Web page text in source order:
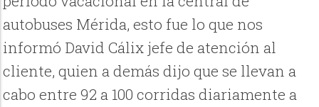
autobuses Mérida, esto fue lo que nos
informó David Cálix jefe de atención al
cliente, quien a demás dijo que se llevan a
cabo entre 92 a 100 corridas diariamente a